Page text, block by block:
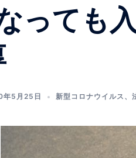
っても
年5月25日 新型コロナウイルス 、